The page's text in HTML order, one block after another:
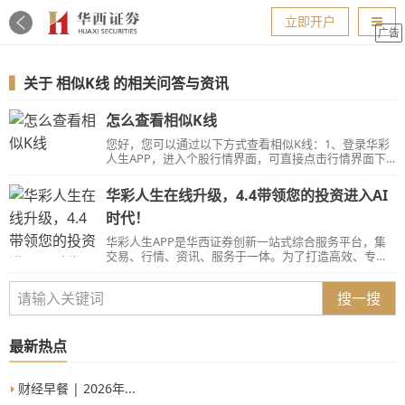
导航
立即开户
广告
关于相似K线 的相关问答与资讯
怎么查看相似K线
您好，您可以通过以下方式查看相似K线：1、登录华彩
人生APP，进入个股行情界面，可直接点击行情界面下
的】—【赢管家】—点击右上角工具箱—【相似K线】，
即可查看热门相似K线，输入股票代码或名称可自行查
看。
华彩人生在线升级，4.4带领您的投资进入AI
时代！
华彩人生APP是华西证券创新一站式综合服务平台，集
交易、行情、资讯、服务于一体。为了打造高效、专业
生V4.4版本已经正式发布了！
搜一搜
最新热点
财经早餐 | 2026年...